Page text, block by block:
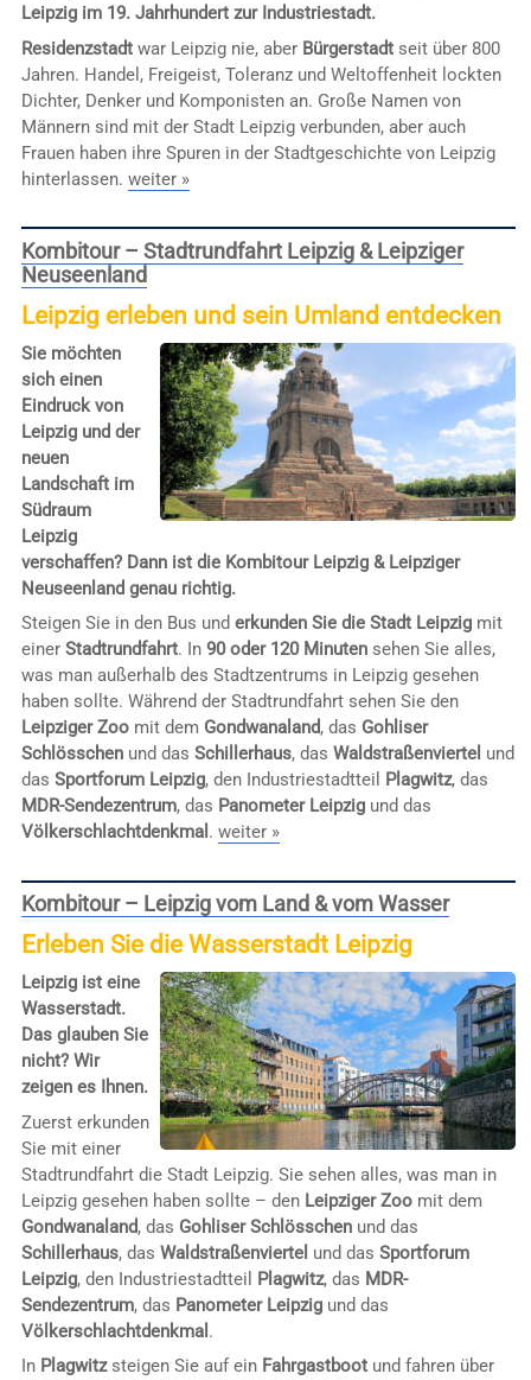
Leipzig im 19. Jahrhundert zur Industriestadt.
Residenzstadtwar Leipzig nie, aber Bürgerstadtseit über 800
Jahren. Handel, Freigeist, Toleranz und Weltoffenheit lockten
Dichter, Denker und Komponisten an. Große Namen von
Männern sind mit der Stadt Leipzig verbunden, aber auch
Frauen haben ihre Spuren in der Stadtgeschichte von Leipzig
hinterlassen. weiter »
Kombitour – Stadtrundfahrt Leipzig & Leipziger
Neuseenland
Leipzig erleben und sein Umland entdecken
Sie möchten
sich einen
Eindruck von
Leipzig und der
neuen
Landschaft im
Südraum
Leipzig
verschaffen? Dann ist die Kombitour Leipzig & Leipziger
Neuseenland genau richtig.
Steigen Sie in den Bus und erkunden Sie die Stadt Leipzigmit
einer Stadtrundfahrt. In 90 oder 120 Minutensehen Sie alles,
was man außerhalb des Stadtzentrums in Leipzig gesehen
haben sollte. Während der Stadtrundfahrt sehen Sie den
Leipziger Zoomit dem Gondwanaland, das Gohliser
Schlösschenund das Schillerhaus, das Waldstraßenviertel und
das Sportforum Leipzig, den Industriestadtteil Plagwitz, das
MDR-Sendezentrum, das Panometer Leipzigund das
Völkerschlachtdenkmal . weiter »
Kombitour – Leipzig vom Land & vom Wasser
Erleben Sie die Wasserstadt Leipzig
Leipzig ist eine
Wasserstadt.
Das glauben Sie
nicht? Wir
zeigen es Ihnen.
Zuerst erkunden
Sie mit einer
Stadtrundfahrt die Stadt Leipzig. Sie sehen alles, was man in
Leipzig gesehen haben sollte – den Leipziger Zoomit dem
Gondwanaland, das Gohliser Schlösschenund das
Schillerhaus, das Waldstraßenviertel und das Sportforum
Leipzig, den Industriestadtteil Plagwitz, das MDR-
Sendezentrum, das Panometer Leipzigund das
Völkerschlachtdenkmal .
In Plagwitzsteigen Sie auf ein Fahrgastbootund fahren über